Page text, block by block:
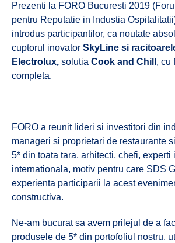
Prezenti la FORO Bucuresti 2019
pentru Reputatie in Industia
introdus participantilor, ca noutate
cuptorul inovator SkyLine si
Electrolux, solutia Cook and Chill , cu
completa.
FORO a reunit lideri si investitori din
manageri si proprietari de restaurante
5* din toata tara, arhitecti, chefi, experti
internationala, motiv pentru care SDS
experienta participarii la acest
constructiva.
Ne-am bucurat sa avem prilejul de a
produsele de 5* din portofoliul nostru,